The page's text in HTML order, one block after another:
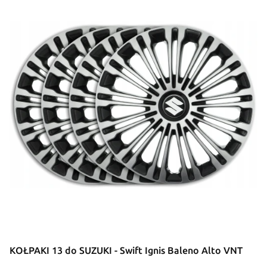
KOŁPAKI 13 do SUZUKI - Swift Ignis Baleno Alto VNT